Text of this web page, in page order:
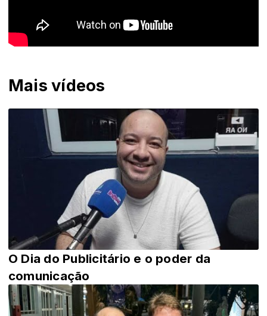
Mais vídeos
O Dia do Publicitário e o poder da
comunicação